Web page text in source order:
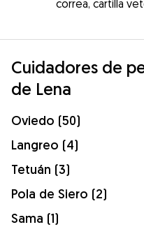
correa, cartilla
Cuidadores de
de Lena
Oviedo (50)
Langreo (4)
Tetuán (3)
Pola de Siero (2)
Sama (1)